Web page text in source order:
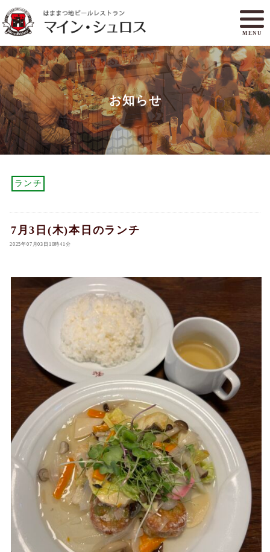
MENU
メニュー
ランチ
アクセスマップ
マイン・シュロスとは
オンラインショップ
お知らせ
ランチ
7月3日(木)本日のランチ
2025年07月03日10時41分